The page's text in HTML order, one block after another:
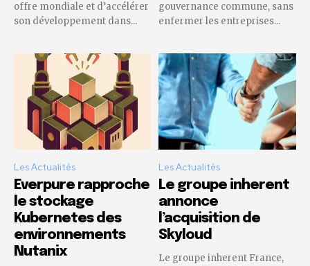
offre mondiale et d’accélérer
son développement dans...
gouvernance commune, sans
enfermer les entreprises...
Les Actualités
Everpure rapproche
le stockage
Kubernetes des
environnements
Nutanix
Les Actualités
Le groupe inherent
annonce
l’acquisition de
Skyloud
Le groupe inherent France,